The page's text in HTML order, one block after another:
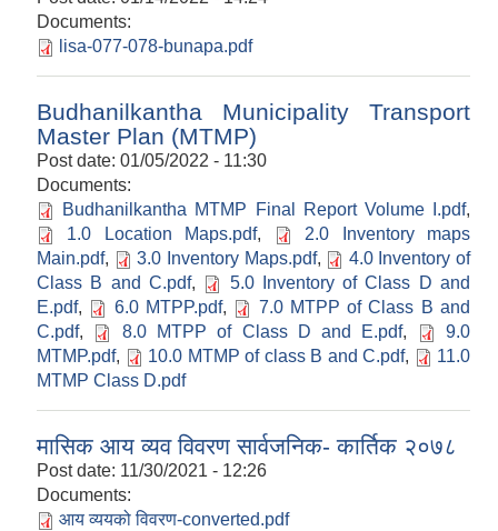
Documents:
lisa-077-078-bunapa.pdf
Budhanilkantha Municipality Transport
Master Plan (MTMP)
Post date: 01/05/2022 - 11:30
Documents:
Budhanilkantha MTMP Final Report Volume I.pdf,
1.0 Location Maps.pdf,
2.0 Inventory maps
Main.pdf, 3.0 Inventory Maps.pdf,
4.0 Inventory of
Class B and C.pdf,
5.0 Inventory of Class D and
E.pdf, 6.0 MTPP.pdf,
7.0 MTPP of Class B and
C.pdf, 8.0 MTPP of Class D and E.pdf,
9.0
MTMP.pdf, 10.0 MTMP of class B and C.pdf,
11.0
MTMP Class D.pdf
मासिक आय व्यव विवरण सार्वजनिक- कार्तिक २०७८
Post date: 11/30/2021 - 12:26
Documents:
आय व्ययको विवरण-converted.pdf